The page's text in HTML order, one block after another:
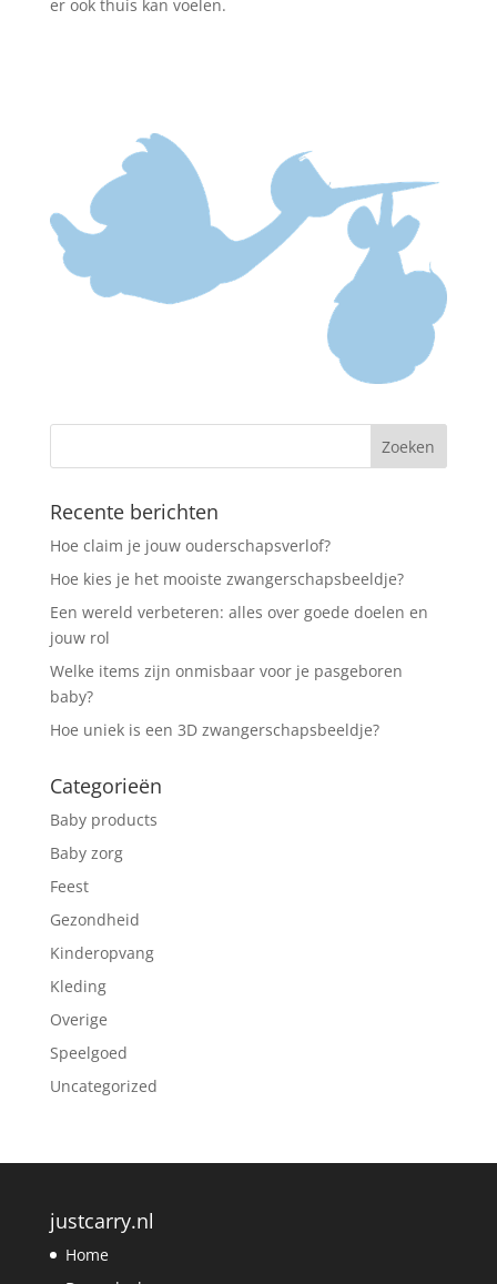
er ook thuis kan voelen.
Recente berichten
Hoe claim je jouw ouderschapsverlof?
Hoe kies je het mooiste zwangerschapsbeeldje?
Een wereld verbeteren: alles over goede doelen en
jouw rol
Welke items zijn onmisbaar voor je pasgeboren
baby?
Hoe uniek is een 3D zwangerschapsbeeldje?
Categorieën
Baby products
Baby zorg
Feest
Gezondheid
Kinderopvang
Kleding
Overige
Speelgoed
Uncategorized
justcarry.nl
Home